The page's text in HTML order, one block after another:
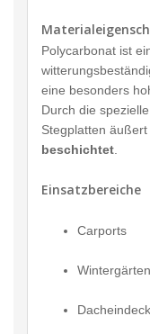
Polycarbonat ist
eine besonders
Durch die
Stegplatten
beschichtet.
Einsatzbereiche
Carports
Wintergärten